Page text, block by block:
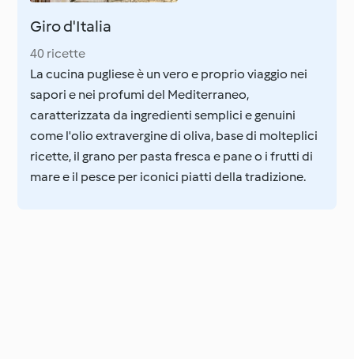
Giro d'Italia
40 ricette
La cucina pugliese è un vero e proprio viaggio nei
sapori e nei profumi del Mediterraneo,
caratterizzata da ingredienti semplici e genuini
come l'olio extravergine di oliva, base di molteplici
ricette, il grano per pasta fresca e pane o i frutti di
mare e il pesce per iconici piatti della tradizione.